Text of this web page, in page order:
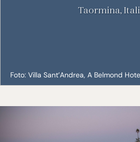
Foto: Villa Sant’Andrea, A Belmond
Taormina,